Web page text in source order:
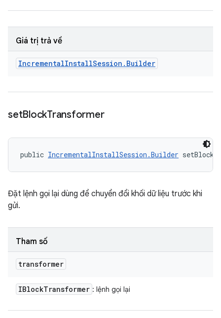
Giá trị trả về
IncrementalInstallSession . Builder
setBlockTransformer
public IncrementalInstallSession.Builder
Đặt lệnh gọi lại dùng để chuyển đổi khối dữ liệu trước khi
gửi.
Tham số
transformer
IBlockTransformer : lệnh gọi lại